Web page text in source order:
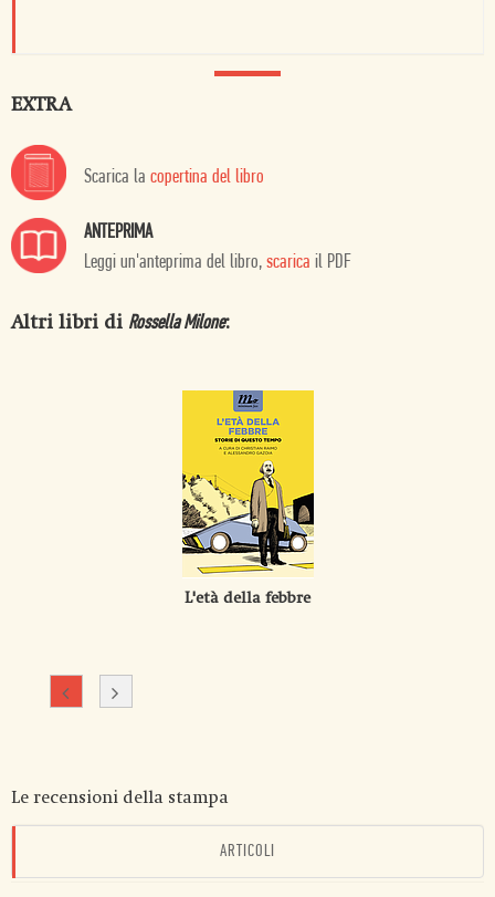
EXTRA
Scarica la copertina del libro
ANTEPRIMA
Leggi un'anteprima del libro, scarica il PDF
Altri libri di Rossella Milone:
L'età della febbre
Le recensioni della stampa
ARTICOLI